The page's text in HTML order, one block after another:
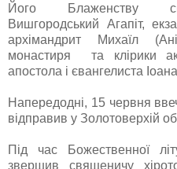
Його Блаженству
Вишгородський Агапіт,
архімандрит Михаїл
монастиря та клірики
апостола і євангелиста
Напередодні, 15 червня
відправив у Золотоверхій
Під час Божественної
звершив священичу